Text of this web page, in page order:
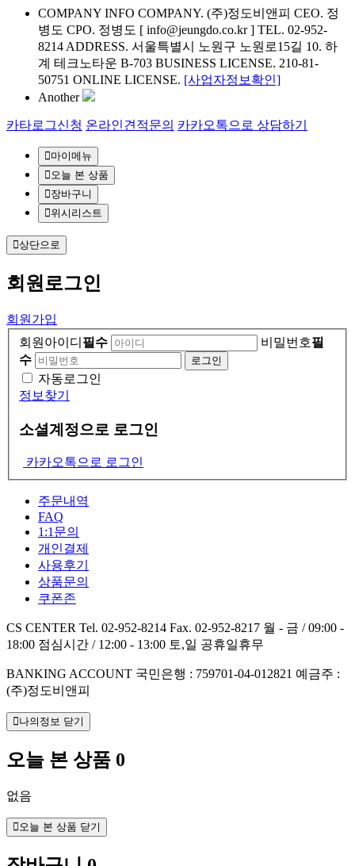
COMPANY INFO COMPANY. (주)정도비앤피 CEO. 정
병도 CPO. 정병도 [ info@jeungdo.co.kr ] TEL. 02-952-
8214 ADDRESS. 서울특별시 노원구 노원로15길 10. 하
계 테크노타운 B-703 BUSINESS LICENSE. 210-81-
50751 ONLINE LICENSE. [사업자정보확인]
Another
카타로그신청 온라인견적문의 카카오톡으로 상담하기
마이메뉴
오늘 본 상품
장바구니
위시리스트
상단으로
회원로그인
회원가입
회원아이디 필수 비밀번호필
수
자동로그인
정보찾기
소셜계정으로 로그인
카카오톡으로 로그인
주문내역
FAQ
1:1문의
개인결제
사용후기
상품문의
쿠폰존
CS CENTER Tel. 02-952-8214 Fax. 02-952-8217 월 - 금 / 09:00 -
18:00 점심시간 / 12:00 - 13:00 토,일 공휴일휴무
BANKING ACCOUNT 국민은행 : 759701-04-012821 예금주 :
(주)정도비앤피
나의정보 닫기
오늘 본 상품 0
없음
오늘 본 상품 닫기